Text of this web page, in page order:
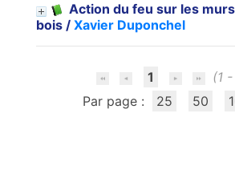
Action du feu sur les
bois/ Xavier Duponchel
1
(1
Par page :
25 50